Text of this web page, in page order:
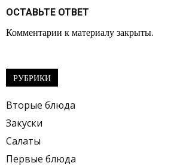
ОСТАВЬТЕ ОТВЕТ
Комментарии к материалу закрыты.
РУБРИКИ
Вторые блюда
Закуски
Салаты
Первые блюда